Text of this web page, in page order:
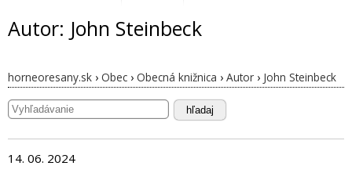
Autor: John Steinbeck
horneoresany.sk › Obec › Obecná knižnica › Autor › John Steinbeck
hľadaj
14. 06. 2024